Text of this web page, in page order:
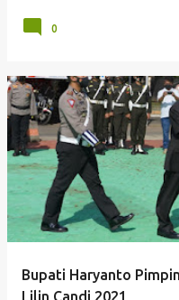
0
Bupati Haryanto
Lilin Candi 2021